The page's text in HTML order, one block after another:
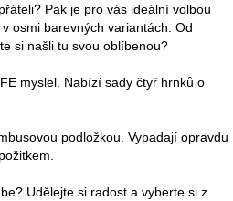
Pak je pro vás ideální volbou
osmi barevných variantách. Od
si našli tu svou oblíbenou?
myslel. Nabízí sady čtyř hrnků o
podložkou. Vypadají opravdu
Udělejte si radost a vyberte si z